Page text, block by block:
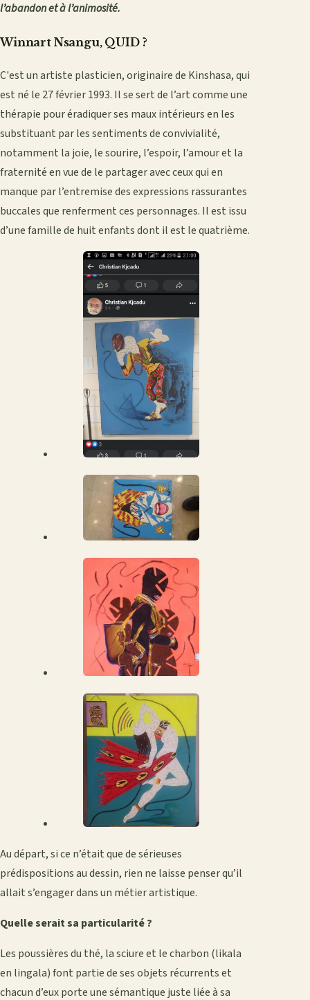
l’abandon et à l’animosité.
Winnart Nsangu, QUID ?
C'est un artiste plasticien, originaire de Kinshasa, qui
est né le 27 février 1993. Il se sert de l’art comme une
thérapie pour éradiquer ses maux intérieurs en les
substituant par les sentiments de convivialité,
notamment la joie, le sourire, l’espoir, l’amour et la
fraternité en vue de le partager avec ceux qui en
manque par l’entremise des expressions rassurantes
buccales que renferment ces personnages. Il est issu
d’une famille de huit enfants dont il est le quatrième.
Au départ, si ce n’était que de sérieuses
prédispositions au dessin, rien ne laisse penser qu’il
allait s’engager dans un métier artistique.
Quelle serait sa particularité ?
Les poussières du thé, la sciure et le charbon (likala
en lingala) font partie de ses objets récurrents et
chacun d’eux porte une sémantique juste liée à sa